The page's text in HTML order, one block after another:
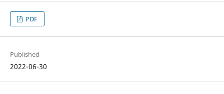
PDF
Published
2022-06-30